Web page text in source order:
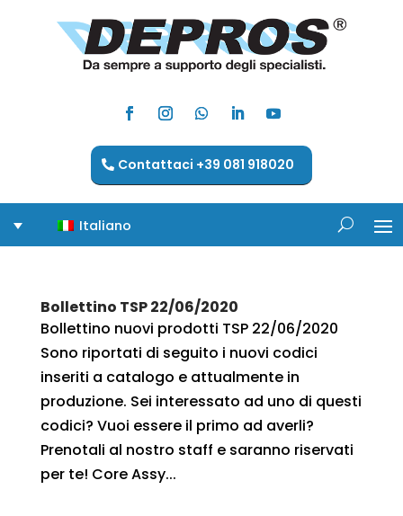
Contattaci +39 081 918020
Italiano
Bollettino TSP 22/06/2020
Bollettino nuovi prodotti TSP 22/06/2020
Sono riportati di seguito i nuovi codici
inseriti a catalogo e attualmente in
produzione. Sei interessato ad uno di questi
codici? Vuoi essere il primo ad averli?
Prenotali al nostro staff e saranno riservati
per te! Core Assy...